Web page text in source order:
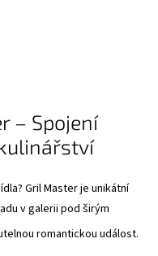
– Spojení
Gril Master je unikátní
v galerii pod širým
romantickou událost.